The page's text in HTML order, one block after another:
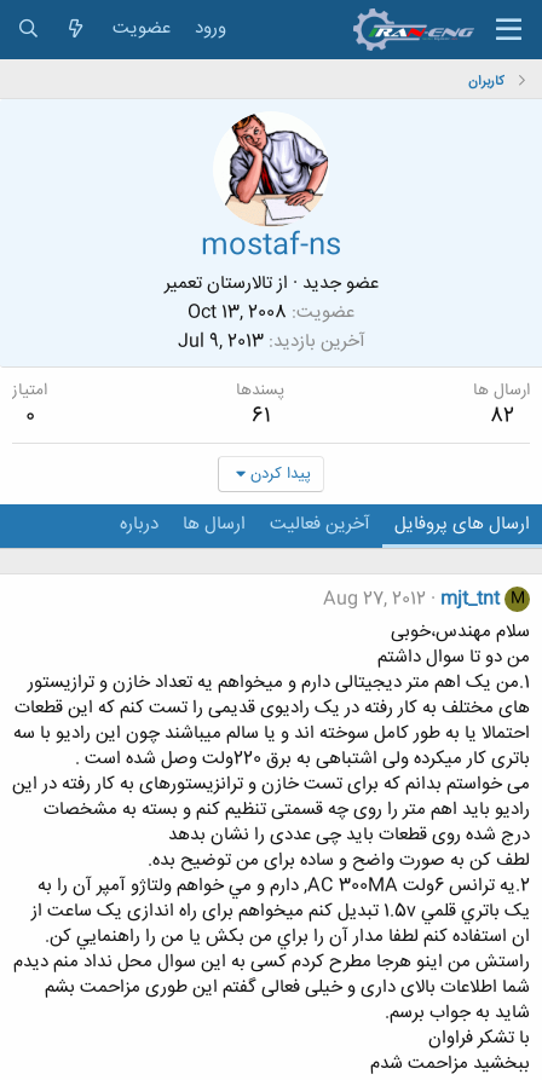
ورود عضویت
کاربران
mostaf-ns
عضو جدید · ازتالارستان تعمیر
عضویت Oct 13, 2008
آخرین بازدید Jul 9, 2013
ارسال ها
82
پسندها
61
امتیاز
0
پیدا کردن
ارسال های پروفایل آخرین فعالیت ارسال ها درباره
M
mjt_tnt
Aug 27, 2012
سلام مهندس،خوبی
من دو تا سوال داشتم
1.من یک اهم متر دیجیتالی دارم و میخواهم یه تعداد خازن و ترازیستور
های مختلف به کار رفته در یک رادیوی قدیمی را تست کنم که این قطعات
احتمالا یا به طور کامل سوخته اند و یا سالم میباشند چون این رادیو با سه
باتری کار میکرده ولی اشتباهی به برق 220ولت وصل شده است .
می خواستم بدانم که برای تست خازن و ترانزیستورهای به کار رفته در این
رادیو باید اهم متر را روی چه قسمتی تنظیم کنم و بسته به مشخصات
درج شده روی قطعات باید چی عددی را نشان بدهد
لطف کن به صورت واضح و ساده برای من توضیح بده.
2.یه ترانس 6ولت AC 300MA, دارم و مي خواهم ولتاژو آمپر آن را به
يک باتري قلمي 1.5v تبديل کنم میخواهم برای راه اندازی یک ساعت از
ان استفاده کنم لطفا مدار آن را براي من بکش يا من را راهنمايي کن.
راستش من اینو هرجا مطرح کردم کسی به این سوال محل نداد منم دیدم
شما اطلاعات بالای داری و خیلی فعالی گفتم این طوری مزاحمت بشم
شاید به جواب برسم.
با تشکر فراوان
ببخشید مزاحمت شدم